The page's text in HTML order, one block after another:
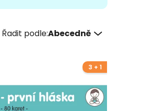
Řadit podle:Abecedně
3 + 1